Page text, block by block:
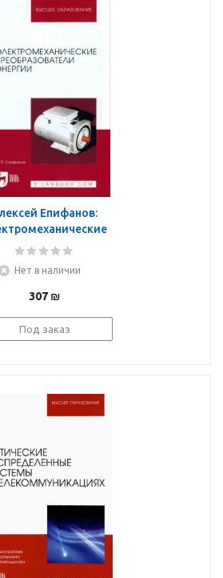
Епифанов:
преобразователи
для вузов
Нет в наличии
307 ₪
Под заказ